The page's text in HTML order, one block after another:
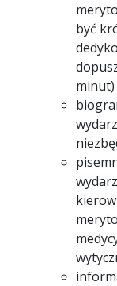
być
minut)